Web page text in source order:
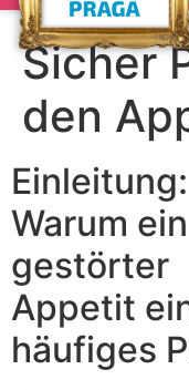
Sicher
den
Einleitung:
Warum ein
gestörter
Appetit
häufiges